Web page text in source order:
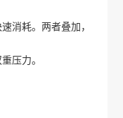
消耗。两者叠加，
压力。